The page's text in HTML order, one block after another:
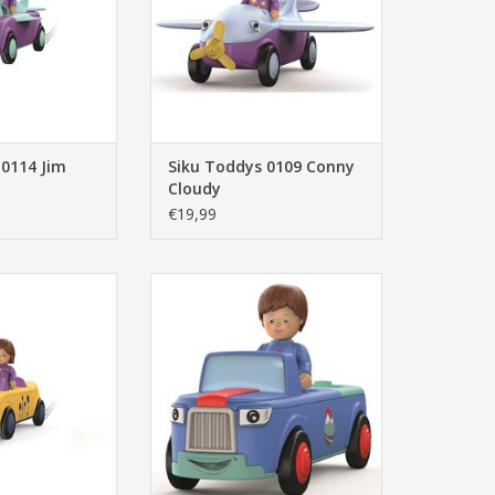
Jim
Siku Toddys 0109 Conny
Cloudy
€19,99
WINKELWAGEN
Siku, Toddys ,0103 ,Mio ,Mounty,
auto, licht blauw, donker blauw,
rood, poppetje, jongen,
speelgoed,
TOEVOEGEN AAN WINKELWAGEN